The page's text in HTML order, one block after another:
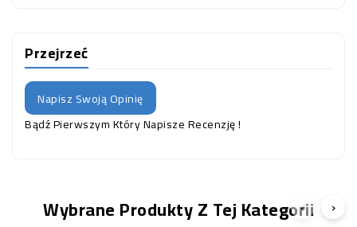
Przejrzeć
Napisz Swoją Opinię
Bądź Pierwszym Który Napisze Recenzję !
Wybrane Produkty Z Tej Kategorii
‹ ›